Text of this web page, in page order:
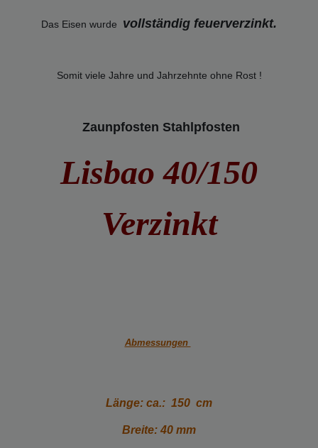
Das Eisen wurde vollständig feuerverzinkt.
Somit viele Jahre und Jahrzehnte ohne Rost !
Zaunpfosten Stahlpfosten
Lisbao 40/150
Verzinkt
Abmessungen
Länge: ca.: 150 cm
Breite: 40 mm